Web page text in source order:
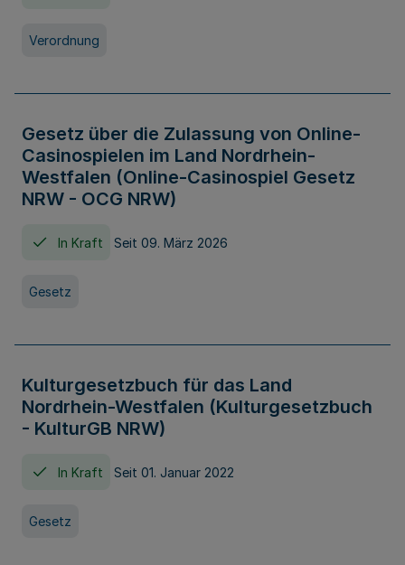
Verordnung
Gesetz über die Zulassung von Online-
Casinospielen im Land Nordrhein-
Westfalen (Online-Casinospiel Gesetz
NRW - OCG NRW)
In Kraft Seit 09. März 2026
Gesetz
Kulturgesetzbuch für das Land
Nordrhein-Westfalen (Kulturgesetzbuch
- KulturGB NRW)
In Kraft Seit 01. Januar 2022
Gesetz